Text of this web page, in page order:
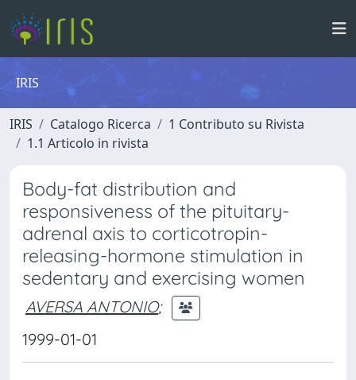
IRIS
IRIS Catalogo Ricerca
1 Contributo su Rivista
1.1 Articolo in rivista
Body-fat distribution and
responsiveness of the pituitary-
adrenal axis to corticotropin-
releasing-hormone stimulation in
sedentary and exercising women
AVERSA ANTONIO;
1999-01-01